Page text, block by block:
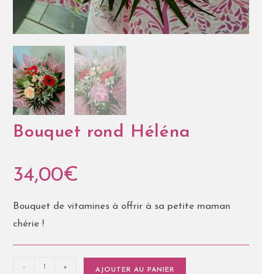
Bouquet rond Héléna
34,00€
Bouquet de vitamines à offrir à sa petite maman
chérie !
- + AJOUTER AU PANIER